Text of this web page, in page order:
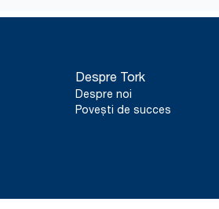
Despre Tork
Despre noi
Povești de succes